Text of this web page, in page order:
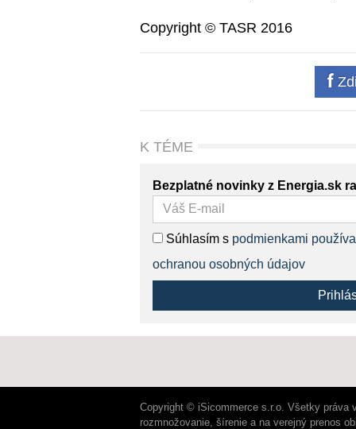
Copyright © TASR 2016
K TÉME
Bezplatné novinky z Energia.sk
Súhlasím s podmienkami
ochranou osobných údajov
Copyright © iSicommerce s.r.o. Všetky práva
rozmnožovanie, šírenie a na verejný prenos